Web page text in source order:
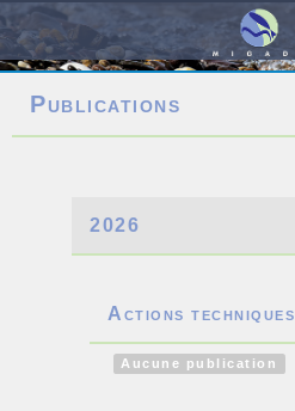
Publications
2026
Actions techniques
Aucune publication